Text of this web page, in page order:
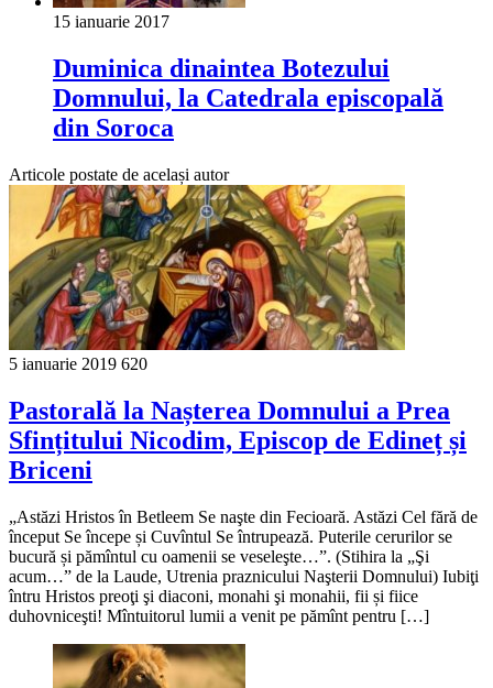
15 ianuarie 2017
Duminica dinaintea Botezului
Domnului, la Catedrala episcopală
din Soroca
Articole postate de același autor
5 ianuarie 2019 620
Pastorală la Nașterea Domnului a Prea
Sfințitului Nicodim, Episcop de Edineț și
Briceni
„Astăzi Hristos în Betleem Se naşte din Fecioară. Astăzi Cel fără de
început Se începe și Cuvîntul Se întrupează. Puterile cerurilor se
bucură și pămîntul cu oamenii se veseleşte…”. (Stihira la „Şi
acum…” de la Laude, Utrenia praznicului Naşterii Domnului) Iubiţi
întru Hristos preoţi şi diaconi, monahi şi monahii, fii și fiice
duhovniceşti! Mîntuitorul lumii a venit pe pămînt pentru […]